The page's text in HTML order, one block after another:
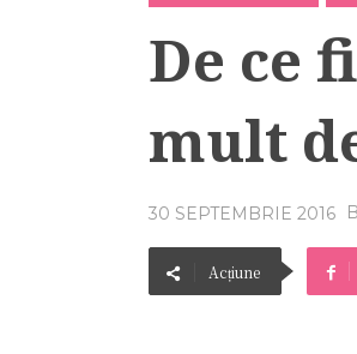
De ce
mult
30 SEPTEMBRIE 2016
Acțiune